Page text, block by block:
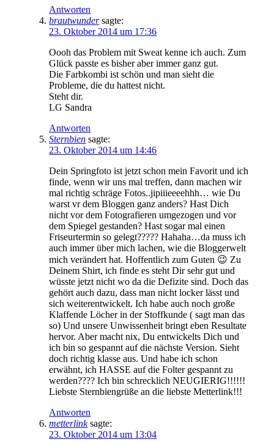
Antworten
brautwunder sagte:
23. Oktober 2014 um 17:36
Oooh das Problem mit Sweat kenne ich auch. Zum
Glück passte es bisher aber immer ganz gut.
Die Farbkombi ist schön und man sieht die
Probleme, die du hattest nicht.
Steht dir.
LG Sandra
Antworten
Sternbien sagte:
23. Oktober 2014 um 14:46
Dein Springfoto ist jetzt schon mein Favorit und ich
finde, wenn wir uns mal treffen, dann machen wir
mal richtig schräge Fotos..jipiiieeeehhh… wie Du
warst vr dem Bloggen ganz anders? Hast Dich
nicht vor dem Fotografieren umgezogen und vor
dem Spiegel gestanden? Hast sogar mal einen
Friseurtermin so gelegt????? Hahaha…da muss ich
auch immer über mich lachen, wie die Bloggerwelt
mich verändert hat. Hoffentlich zum Guten 😉 Zu
Deinem Shirt, ich finde es steht Dir sehr gut und
wüsste jetzt nicht wo da die Defizite sind. Doch das
gehört auch dazu, dass man nicht locker lässt und
sich weiterentwickelt. Ich habe auch noch große
Klaffende Löcher in der Stoffkunde ( sagt man das
so) Und unsere Unwissenheit bringt eben Resultate
hervor. Aber macht nix, Du entwickelts Dich und
ich bin so gespannt auf die nächste Version. Sieht
doch richtig klasse aus. Und habe ich schon
erwähnt, ich HASSE auf die Folter gespannt zu
werden???? Ich bin schrecklich NEUGIERIG!!!!!!
Liebste Sternbiengrüße an die liebste Metterlink!!!
Antworten
metterlink sagte:
23. Oktober 2014 um 13:04